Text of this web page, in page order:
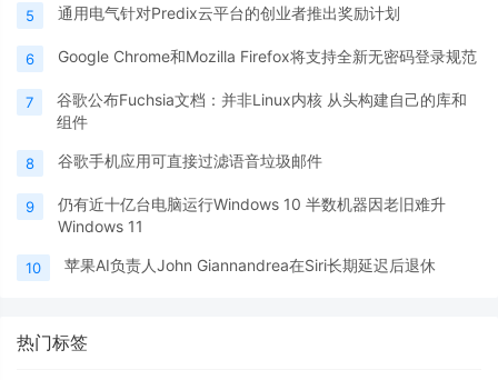
5 通用电气针对Predix云平台的创业者推出奖励计划
6 Google Chrome和Mozilla Firefox将支持全新无密码登录规范
7
谷歌公布Fuchsia文档：并非Linux内核 从头构建自己的库和
组件
8 谷歌手机应用可直接过滤语音垃圾邮件
9
仍有近十亿台电脑运行Windows 10 半数机器因老旧难升
Windows 11
10 苹果AI负责人John Giannandrea在Siri长期延迟后退休
热门标签